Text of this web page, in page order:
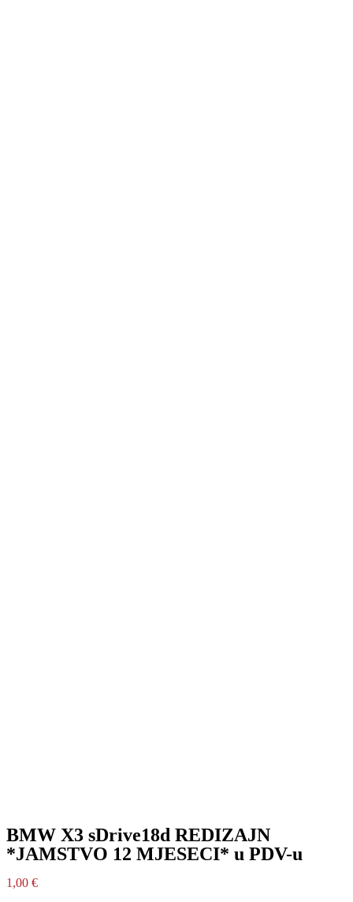
BMW X3 sDrive18d REDIZAJN
*JAMSTVO 12 MJESECI* u PDV-u
1,00 €